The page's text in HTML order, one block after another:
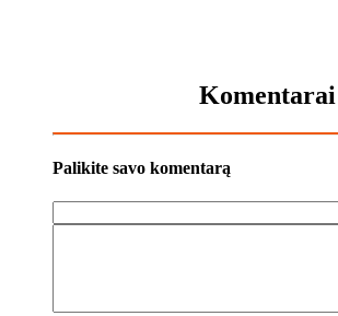
Komentarai
Palikite savo komentarą